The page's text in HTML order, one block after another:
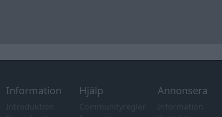
Information Hjälp Annonsera